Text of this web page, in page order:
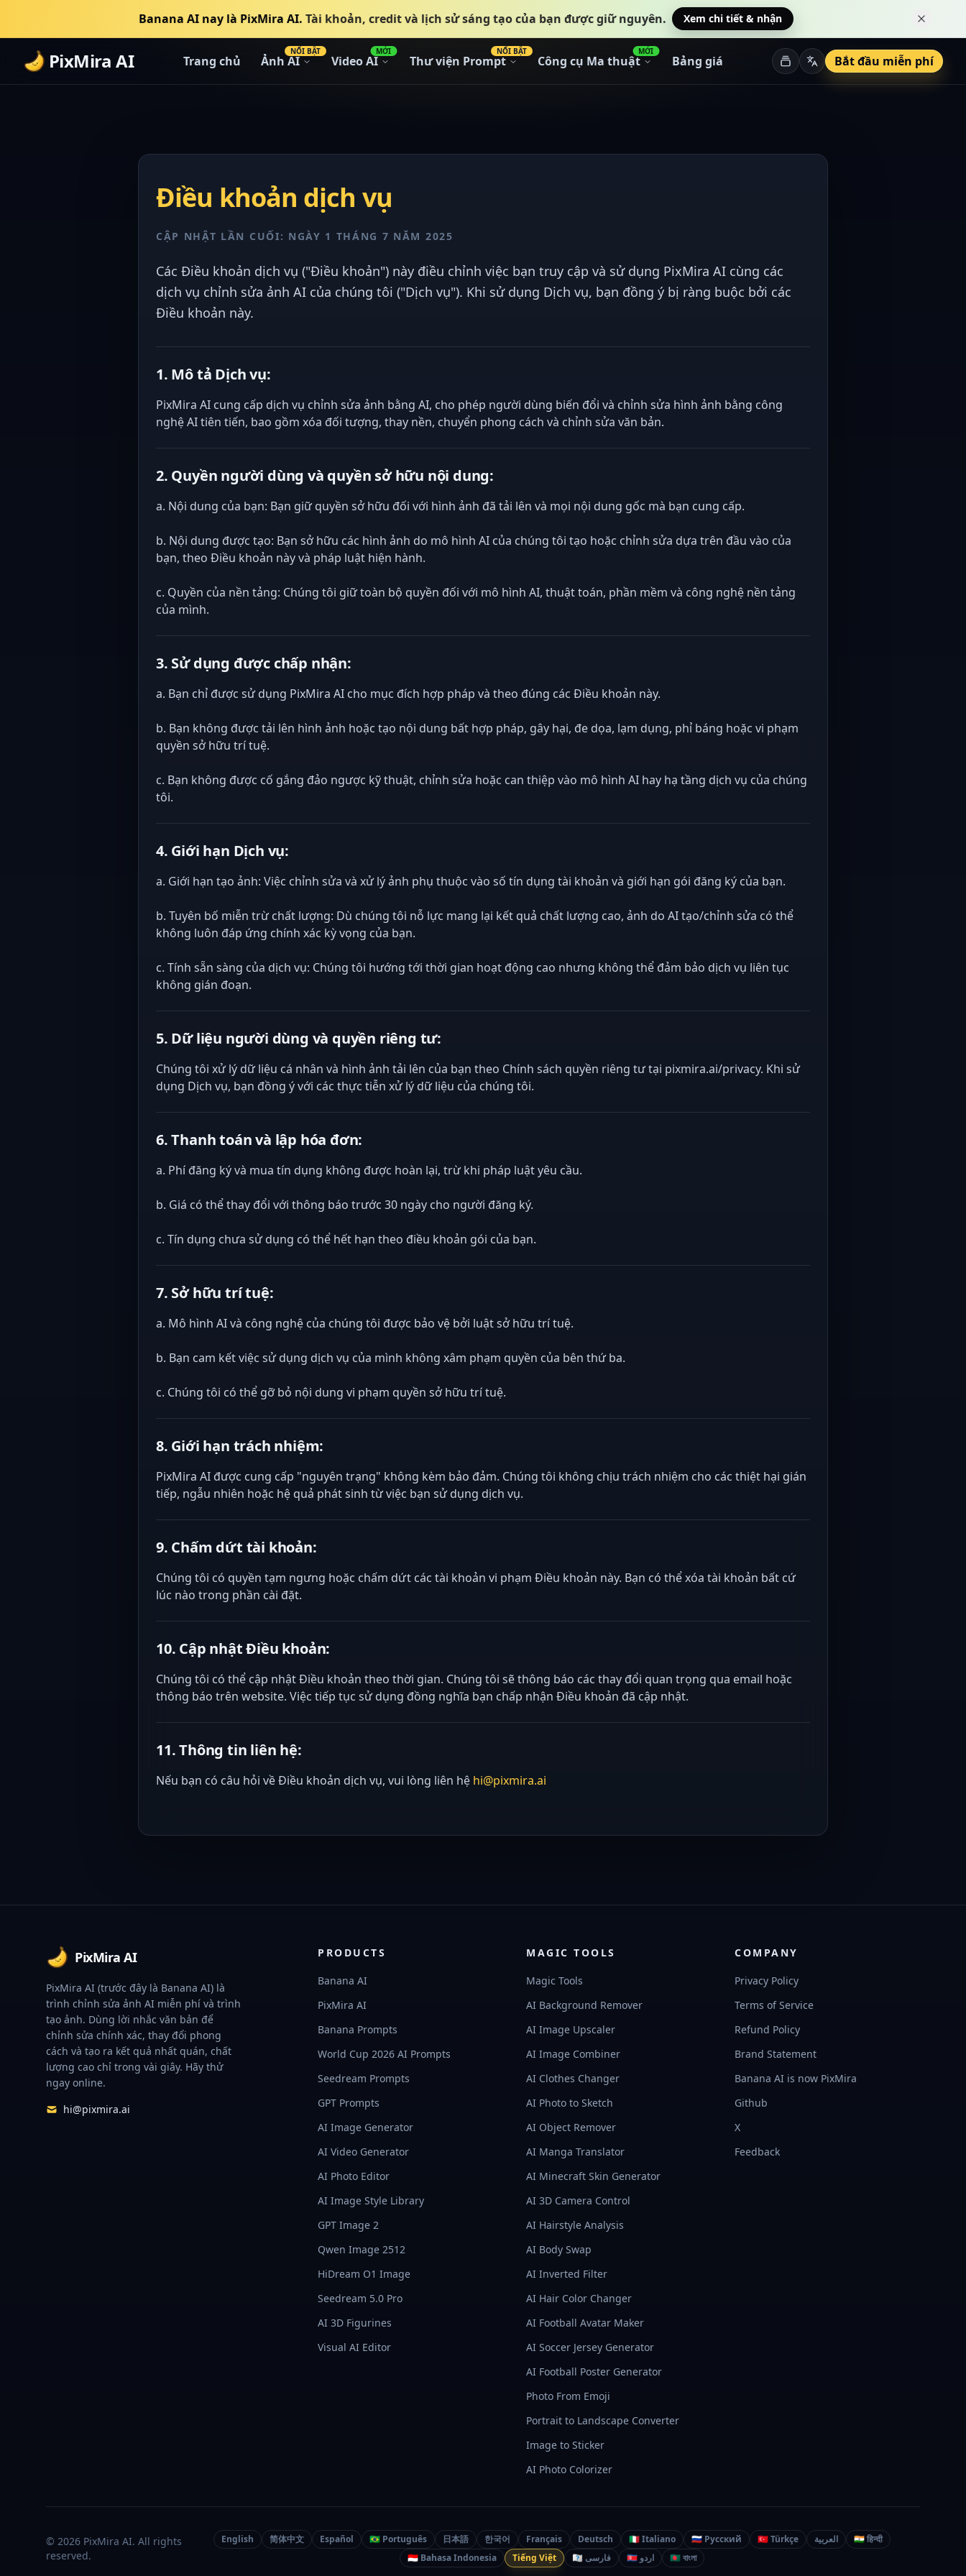
Banana AI nay là PixMira AI. Tài khoản, credit và lịch sử sáng tạo của bạn được giữ nguyên. Xem chi tiết & nhận Đóng
PixMira AI Trang chủ Ảnh AI
NỔI BẬT
Video AI
MỚI
Thư viện Prompt
NỔI BẬT
Công cụ Ma thuật
MỚI
Bảng giá Bắt đầu miễn phí
Điều khoản dịch vụ
CẬP NHẬT LẦN CUỐI: NGÀY 1 THÁNG 7 NĂM 2025
Các Điều khoản dịch vụ ("Điều khoản") này điều chỉnh việc bạn truy cập và sử dụng PixMira AI cùng các
dịch vụ chỉnh sửa ảnh AI của chúng tôi ("Dịch vụ"). Khi sử dụng Dịch vụ, bạn đồng ý bị ràng buộc bởi các
Điều khoản này.
1. Mô tả Dịch vụ:
PixMira AI cung cấp dịch vụ chỉnh sửa ảnh bằng AI, cho phép người dùng biến đổi và chỉnh sửa hình ảnh bằng công
nghệ AI tiên tiến, bao gồm xóa đối tượng, thay nền, chuyển phong cách và chỉnh sửa văn bản.
2. Quyền người dùng và quyền sở hữu nội dung:
a. Nội dung của bạn: Bạn giữ quyền sở hữu đối với hình ảnh đã tải lên và mọi nội dung gốc mà bạn cung cấp.
b. Nội dung được tạo: Bạn sở hữu các hình ảnh do mô hình AI của chúng tôi tạo hoặc chỉnh sửa dựa trên đầu vào của
bạn, theo Điều khoản này và pháp luật hiện hành.
c. Quyền của nền tảng: Chúng tôi giữ toàn bộ quyền đối với mô hình AI, thuật toán, phần mềm và công nghệ nền tảng
của mình.
3. Sử dụng được chấp nhận:
a. Bạn chỉ được sử dụng PixMira AI cho mục đích hợp pháp và theo đúng các Điều khoản này.
b. Bạn không được tải lên hình ảnh hoặc tạo nội dung bất hợp pháp, gây hại, đe dọa, lạm dụng, phỉ báng hoặc vi phạm
quyền sở hữu trí tuệ.
c. Bạn không được cố gắng đảo ngược kỹ thuật, chỉnh sửa hoặc can thiệp vào mô hình AI hay hạ tầng dịch vụ của chúng
tôi.
4. Giới hạn Dịch vụ:
a. Giới hạn tạo ảnh: Việc chỉnh sửa và xử lý ảnh phụ thuộc vào số tín dụng tài khoản và giới hạn gói đăng ký của bạn.
b. Tuyên bố miễn trừ chất lượng: Dù chúng tôi nỗ lực mang lại kết quả chất lượng cao, ảnh do AI tạo/chỉnh sửa có thể
không luôn đáp ứng chính xác kỳ vọng của bạn.
c. Tính sẵn sàng của dịch vụ: Chúng tôi hướng tới thời gian hoạt động cao nhưng không thể đảm bảo dịch vụ liên tục
không gián đoạn.
5. Dữ liệu người dùng và quyền riêng tư:
Chúng tôi xử lý dữ liệu cá nhân và hình ảnh tải lên của bạn theo Chính sách quyền riêng tư tại pixmira.ai/privacy. Khi sử
dụng Dịch vụ, bạn đồng ý với các thực tiễn xử lý dữ liệu của chúng tôi.
6. Thanh toán và lập hóa đơn:
a. Phí đăng ký và mua tín dụng không được hoàn lại, trừ khi pháp luật yêu cầu.
b. Giá có thể thay đổi với thông báo trước 30 ngày cho người đăng ký.
c. Tín dụng chưa sử dụng có thể hết hạn theo điều khoản gói của bạn.
7. Sở hữu trí tuệ:
a. Mô hình AI và công nghệ của chúng tôi được bảo vệ bởi luật sở hữu trí tuệ.
b. Bạn cam kết việc sử dụng dịch vụ của mình không xâm phạm quyền của bên thứ ba.
c. Chúng tôi có thể gỡ bỏ nội dung vi phạm quyền sở hữu trí tuệ.
8. Giới hạn trách nhiệm:
PixMira AI được cung cấp "nguyên trạng" không kèm bảo đảm. Chúng tôi không chịu trách nhiệm cho các thiệt hại gián
tiếp, ngẫu nhiên hoặc hệ quả phát sinh từ việc bạn sử dụng dịch vụ.
9. Chấm dứt tài khoản:
Chúng tôi có quyền tạm ngưng hoặc chấm dứt các tài khoản vi phạm Điều khoản này. Bạn có thể xóa tài khoản bất cứ
lúc nào trong phần cài đặt.
10. Cập nhật Điều khoản:
Chúng tôi có thể cập nhật Điều khoản theo thời gian. Chúng tôi sẽ thông báo các thay đổi quan trọng qua email hoặc
thông báo trên website. Việc tiếp tục sử dụng đồng nghĩa bạn chấp nhận Điều khoản đã cập nhật.
11. Thông tin liên hệ:
Nếu bạn có câu hỏi về Điều khoản dịch vụ, vui lòng liên hệ hi@pixmira.ai
Footer
PixMira AI
PixMira AI (trước đây là Banana AI) là
trình chỉnh sửa ảnh AI miễn phí và trình
tạo ảnh. Dùng lời nhắc văn bản để
chỉnh sửa chính xác, thay đổi phong
cách và tạo ra kết quả nhất quán, chất
lượng cao chỉ trong vài giây. Hãy thử
ngay online.
hi@pixmira.ai
PRODUCTS
Banana AI
PixMira AI
Banana Prompts
World Cup 2026 AI Prompts
Seedream Prompts
GPT Prompts
AI Image Generator
AI Video Generator
AI Photo Editor
AI Image Style Library
GPT Image 2
Qwen Image 2512
HiDream O1 Image
Seedream 5.0 Pro
AI 3D Figurines
Visual AI Editor
MAGIC TOOLS
Magic Tools
AI Background Remover
AI Image Upscaler
AI Image Combiner
AI Clothes Changer
AI Photo to Sketch
AI Object Remover
AI Manga Translator
AI Minecraft Skin Generator
AI 3D Camera Control
AI Hairstyle Analysis
AI Body Swap
AI Inverted Filter
AI Hair Color Changer
AI Football Avatar Maker
AI Soccer Jersey Generator
AI Football Poster Generator
Photo From Emoji
Portrait to Landscape Converter
Image to Sticker
AI Photo Colorizer
COMPANY
Privacy Policy
Terms of Service
Refund Policy
Brand Statement
Banana AI is now PixMira
Github
X
Feedback
© 2026 PixMira AI. All rights
reserved.
English 简体中文 Español 🇧🇷 Português 日本語 한국어 Français Deutsch 🇮🇹 Italiano 🇷🇺 Русский 🇹🇷 Türkçe العربية
🇮🇳 हिन्दी
🇮🇩 Bahasa Indonesia
Tiếng Việt 🇮🇷 فارسی 🇵🇰 اردو 🇧🇩 বাংলা